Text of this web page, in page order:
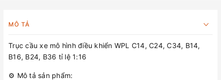
MÔ TẢ
Trục cầu xe mô hình điều khiển WPL C14, C24, C34, B14,
B16, B24, B36 tỉ lệ 1:16
⚙️ Mô tả sản phẩm: